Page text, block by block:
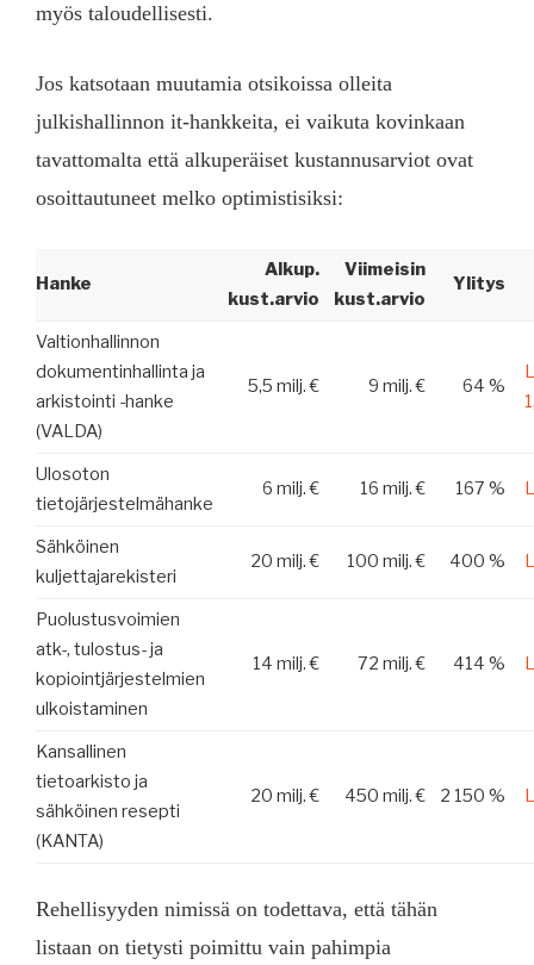
myös taloudellisesti.
Jos katsotaan muutamia otsikoissa olleita
julkishallinnon it-hankkeita, ei vaikuta kovinkaan
tavattomalta että alkuperäiset kustannusarviot ovat
osoittautuneet melko optimistisiksi:
Hanke
Alkup.
kust.arvio
Viimeisin
kust.arvio
Ylitys
Valtionhallinnon
dokumentinhallinta ja
arkistointi -hanke
(VALDA)
5,5 milj. € 9 milj. € 64 %
1
Ulosoton
tietojärjestelmähanke
6 milj. € 16 milj. € 167 %
Sähköinen
kuljettajarekisteri
20 milj. € 100 milj. € 400 %
Puolustusvoimien
atk-, tulostus- ja
kopiointjärjestelmien
ulkoistaminen
14 milj. € 72 milj. € 414 %
Kansallinen
tietoarkisto ja
sähköinen resepti
(KANTA)
20 milj. € 450 milj. € 2 150 %
Rehellisyyden nimissä on todettava, että tähän
listaan on tietysti poimittu vain pahimpia